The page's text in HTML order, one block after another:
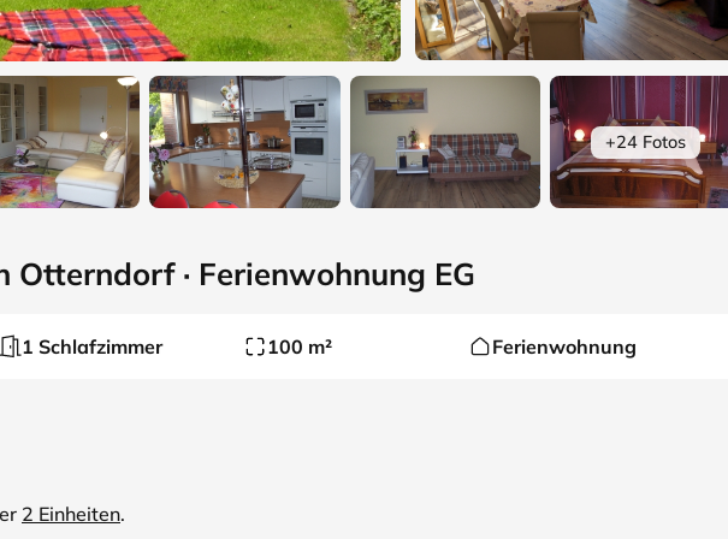
+24 Fotos
Otterndorf · Ferienwohnung EG
1 Schlafzimmer 100 m² Ferienwohnung
2 Einheiten.